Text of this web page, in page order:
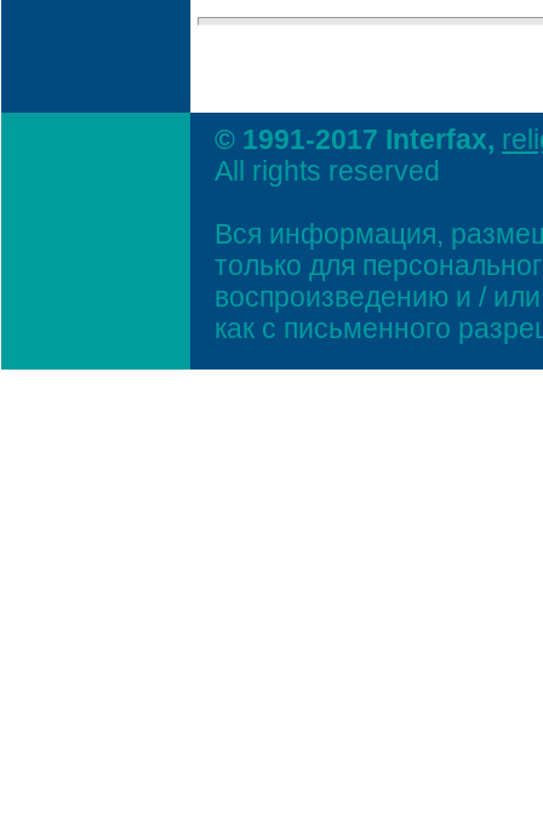
© 1991-2017 Interfax,
All rights reserved
Вся информация,
только для
воспроизведению и /
как с письменного